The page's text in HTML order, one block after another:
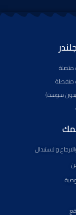
-
r
k
e
d
-
سوست)
والاستبدال